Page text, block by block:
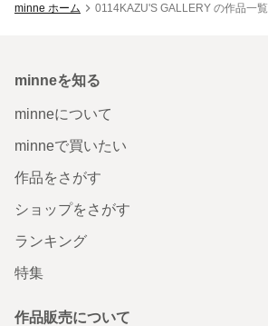
minne ホーム 0114KAZU'S GALLERY の作品一覧
minneを知る
minneについて
minneで買いたい
作品をさがす
ショップをさがす
ランキング
特集
作品販売について